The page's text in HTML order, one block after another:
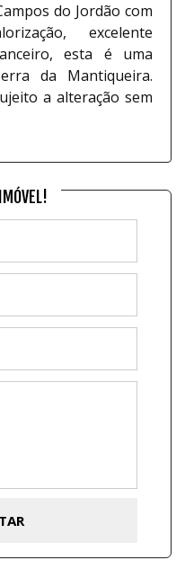
do Jordão com
excelente
esta é uma
da Mantiqueira.
a alteração sem